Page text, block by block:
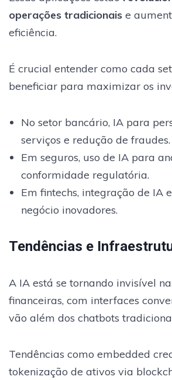
operações tradicionais e
eficiência.
É crucial entender como cada
beneficiar para maximizar os
No setor bancário, IA para
serviços e redução de fraudes.
Em seguros, uso de IA para
conformidade regulatória.
Em fintechs, integração de IA
negócio inovadores.
Tendências e
A IA está se tornando invisível
financeiras, com interfaces
vão além dos chatbots
Tendências como embedded
tokenização de ativos via